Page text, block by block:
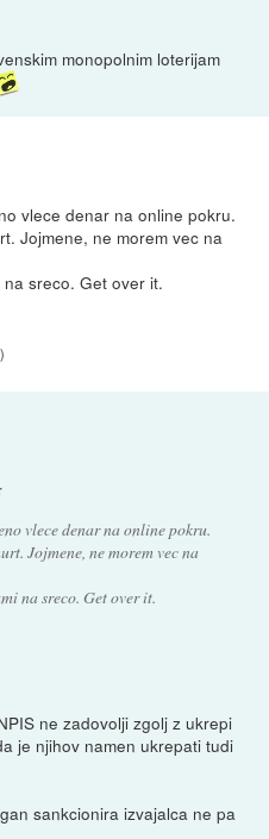
monopolnim loterijam
vlece denar na online pokru.
Jojmene, ne morem vec na
sreco. Get over it.
)
vlece denar na online pokru.
Jojmene, ne morem vec na
na sreco. Get over it.
ne zadovolji zgolj z ukrepi
je njihov namen ukrepati tudi
sankcionira izvajalca ne pa